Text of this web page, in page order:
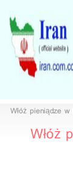
Włóż pieniądze
Włóż